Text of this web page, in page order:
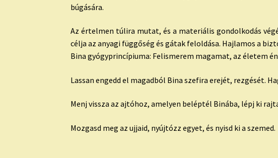
búgására.
Az értelmen túlira mutat, és a materiális gondolkodás
célja az anyagi függőség és gátak feloldása. Hajlamos a
Bina gyógyprincípiuma: Felismerem magamat, az életem
Lassan engedd el magadból Bina szefira erejét, rezgését.
Menj vissza az ajtóhoz, amelyen beléptél Binába, lépj ki
Mozgasd meg az ujjaid, nyújtózz egyet, és nyisd ki a szemed.